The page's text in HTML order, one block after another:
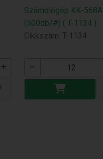
Számológép KK-568A
(500db/#) ( T-1134 )
Cikkszám: T-1134